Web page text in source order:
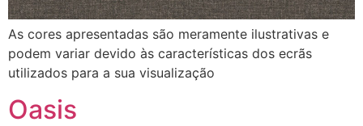
As cores apresentadas são meramente ilustrativas e
podem variar devido às características dos ecrãs
utilizados para a sua visualização
Oasis